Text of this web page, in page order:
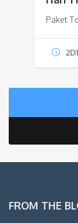
Paket
FROM THE